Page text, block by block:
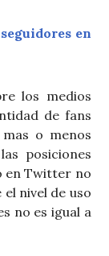
en
los medios
de fans
o menos
posiciones
en Twitter no
nivel de uso
no es igual a